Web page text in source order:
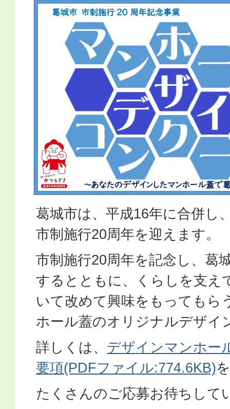
葛城市は、平成16年に合併し
市制施行20周年を迎えます。
市制施行20周年を記念し、葛
するとともに、くらしを支え
いて改めて興味をもってもら
ホール蓋のオリジナルデザイ
詳しくは、 デザインマンホー
要項(PDFファイル:774.6KB)
たくさんのご応募お待ちして